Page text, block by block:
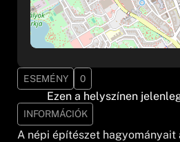
ESEMÉNY 0
Ezen a helyszínen
INFORMÁCIÓK
A népi építészet hagyományait